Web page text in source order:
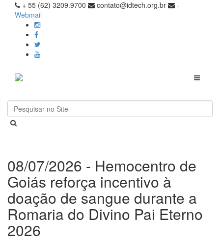
+ 55 (62) 3209.9700 contato@idtech.org.br
-
Webmail
Toggle
08/07/2026 - Hemocentro de
Goiás reforça incentivo à
doação de sangue durante a
Romaria do Divino Pai Eterno
2026